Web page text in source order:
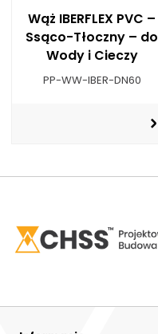
Wąż IBERFLEX PVC –
Ssąco-Tłoczny – do
Wody i Cieczy
PP-WW-IBER-DN60